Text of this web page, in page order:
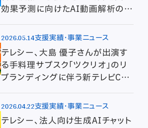
効果予測に向けたAI動画解析の共
2026.05.14支援実績・事業ニュース
テレシー、大島 優子さんが出演す
る手料理サブスク「ツクリオ」のリ
ブランディングに伴う新テレビCM
2026.04.22支援実績・事業ニュース
テレシー、法人向け生成AIチャット